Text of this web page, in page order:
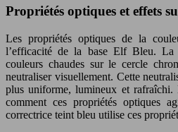
Propriétés optiques et effets
Les propriétés optiques de la
l’efficacité de la base Elf Bleu. La
couleurs chaudes sur le cercle
neutraliser visuellement. Cette
plus uniforme, lumineux et rafraîchi.
comment ces propriétés optiques
correctrice teint bleu utilise ces